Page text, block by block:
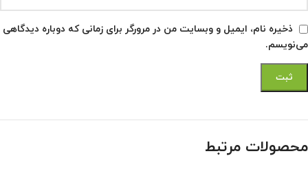
ذخیره نام، ایمیل و وبسایت من در مرورگر برای زمانی که دوباره دیدگاهی
می‌نویسم.
محصولات مرتبط